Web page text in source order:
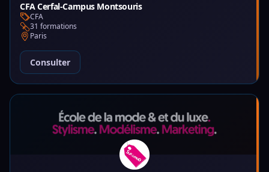
CFA Cerfal-Campus Montsouris
CFA
31 formations
Paris
Consulter